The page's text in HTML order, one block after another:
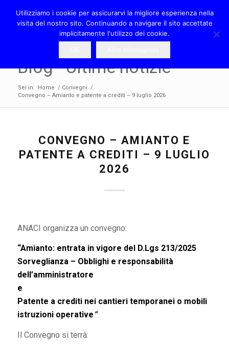
Blog - Ultime notizie
Sei in: Home / Convegni /
Convegno – Amianto e patente a crediti – 9 luglio 2026
CONVEGNO – AMIANTO E
PATENTE A CREDITI – 9 LUGLIO
2026
ANACI organizza un convegno:
“Amianto: entrata in vigore del D.Lgs 213/2025
Sorveglianza – Obblighi e responsabilità
dell’amministratore
e
Patente a crediti nei cantieri temporanei o mobili
istruzioni operative “
Il Convegno si terrà:
Utilizziamo i cookie per assicurarvi la migliore esperienza nella
visita del nostro sito. Continuando a navigare il sito accettate
implicitamente l'utilizzo dei cookie.